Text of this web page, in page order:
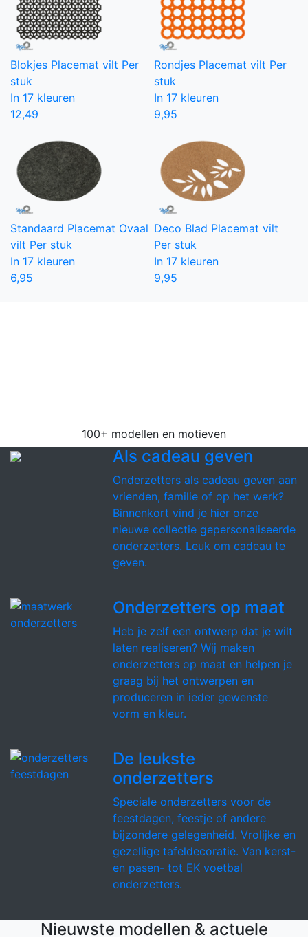
Blokjes Placemat vilt Per
stuk
In 17 kleuren
12,49
Rondjes Placemat vilt Per
stuk
In 17 kleuren
9,95
Standaard Placemat Ovaal
vilt Per stuk
In 17 kleuren
6,95
Deco Blad Placemat vilt
Per stuk
In 17 kleuren
9,95
100+ modellen en motieven
Als cadeau geven
Onderzetters als cadeau geven aan
vrienden, familie of op het werk?
Binnenkort vind je hier onze
nieuwe collectie gepersonaliseerde
onderzetters. Leuk om cadeau te
geven.
Onderzetters op maat
Heb je zelf een ontwerp dat je wilt
laten realiseren? Wij maken
onderzetters op maat en helpen je
graag bij het ontwerpen en
produceren in ieder gewenste
vorm en kleur.
De leukste
onderzetters
Speciale onderzetters voor de
feestdagen, feestje of andere
bijzondere gelegenheid. Vrolijke en
gezellige tafeldecoratie. Van kerst-
en pasen- tot EK voetbal
onderzetters.
Nieuwste modellen & actuele